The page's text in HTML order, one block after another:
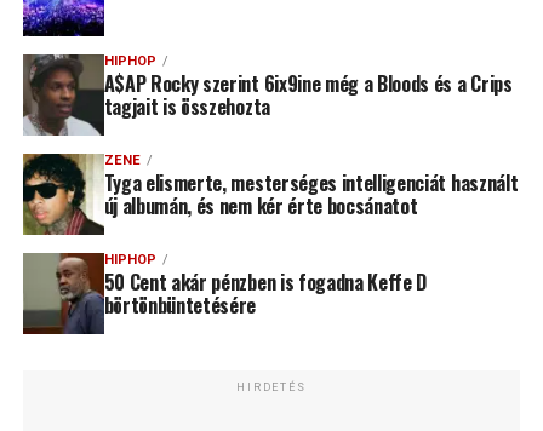
HIPHOP
A$AP Rocky szerint 6ix9ine még a Bloods és a Crips
tagjait is összehozta
ZENE
Tyga elismerte, mesterséges intelligenciát használt
új albumán, és nem kér érte bocsánatot
HIPHOP
50 Cent akár pénzben is fogadna Keffe D
börtönbüntetésére
HIRDETÉS